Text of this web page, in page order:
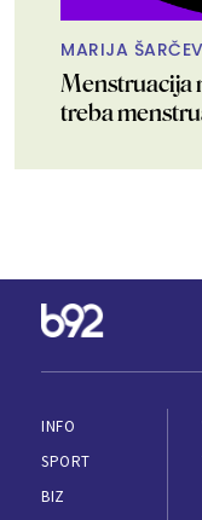
MARIJA
Menstruacija
treba
INFO
SPORT
BIZ